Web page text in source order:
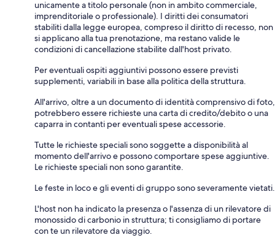
unicamente a titolo personale (non in ambito commerciale,
imprenditoriale o professionale). I diritti dei consumatori
stabiliti dalla legge europea, compreso il diritto di recesso, non
si applicano alla tua prenotazione, ma restano valide le
condizioni di cancellazione stabilite dall'host privato.
Per eventuali ospiti aggiuntivi possono essere previsti
supplementi, variabili in base alla politica della struttura.
All'arrivo, oltre a un documento di identità comprensivo di foto,
potrebbero essere richieste una carta di credito/debito o una
caparra in contanti per eventuali spese accessorie.
Tutte le richieste speciali sono soggette a disponibilità al
momento dell'arrivo e possono comportare spese aggiuntive.
Le richieste speciali non sono garantite.
Le feste in loco e gli eventi di gruppo sono severamente vietati.
L'host non ha indicato la presenza o l'assenza di un rilevatore di
monossido di carbonio in struttura; ti consigliamo di portare
con te un rilevatore da viaggio.